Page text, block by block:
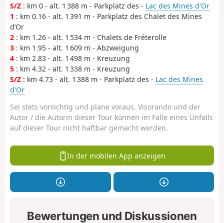
S/Z : km 0 - alt. 1 388 m - Parkplatz des - Lac des Mines d'Or
1 : km 0.16 - alt. 1 391 m - Parkplatz des Chalet des Mines
d’Or
2 : km 1.26 - alt. 1 534 m - Chalets de Fréterolle
3 : km 1.95 - alt. 1 609 m - Abzweigung
4 : km 2.83 - alt. 1 498 m - Kreuzung
5 : km 4.32 - alt. 1 338 m - Kreuzung
S/Z : km 4.73 - alt. 1 388 m - Parkplatz des - Lac des Mines
d'Or
Sei stets vorsichtig und plane voraus. Visorando und der
Autor / die Autorin dieser Tour können im Falle eines Unfalls
auf dieser Tour nicht haftbar gemacht werden.
In der mobilen App anzeigen
Bewertungen und Diskussionen